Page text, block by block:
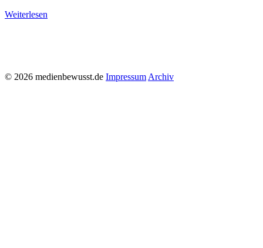
Weiterlesen
© 2026 medienbewusst.de Impressum Archiv